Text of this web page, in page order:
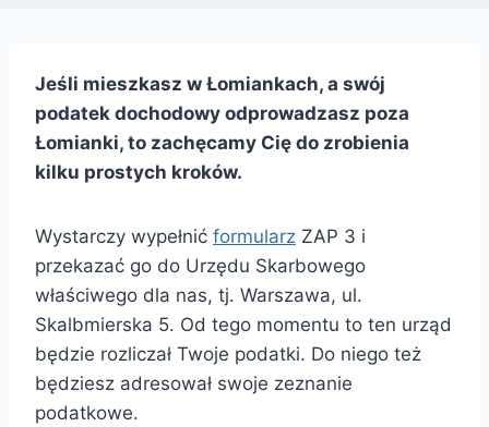
Jeśli mieszkasz w Łomiankach, a swój
podatek dochodowy odprowadzasz poza
Łomianki, to zachęcamy Cię do zrobienia
kilku prostych kroków.
Wystarczy wypełnić formularz ZAP 3 i
przekazać go do Urzędu Skarbowego
właściwego dla nas, tj. Warszawa, ul.
Skalbmierska 5. Od tego momentu to ten urząd
będzie rozliczał Twoje podatki. Do niego też
będziesz adresował swoje zeznanie
podatkowe.